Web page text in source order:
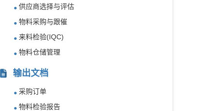
供应商选择与评估
物料采购与跟催
来料检验(IQC)
物料仓储管理
输出文档
采购订单
物料检验报告